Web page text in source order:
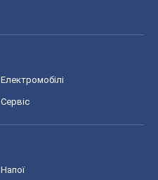
Електромобілі
Сервіс
Напої